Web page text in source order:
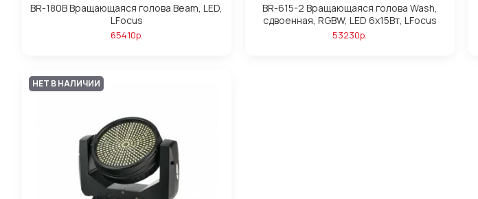
BR-180B Вращающаяся голова Beam, LED,
LFocus
65410р.
BR-615-2 Вращающаяся голова Wash,
cдвоенная, RGBW, LED 6х15Вт, LFocus
53230р.
НЕТ В НАЛИЧИИ